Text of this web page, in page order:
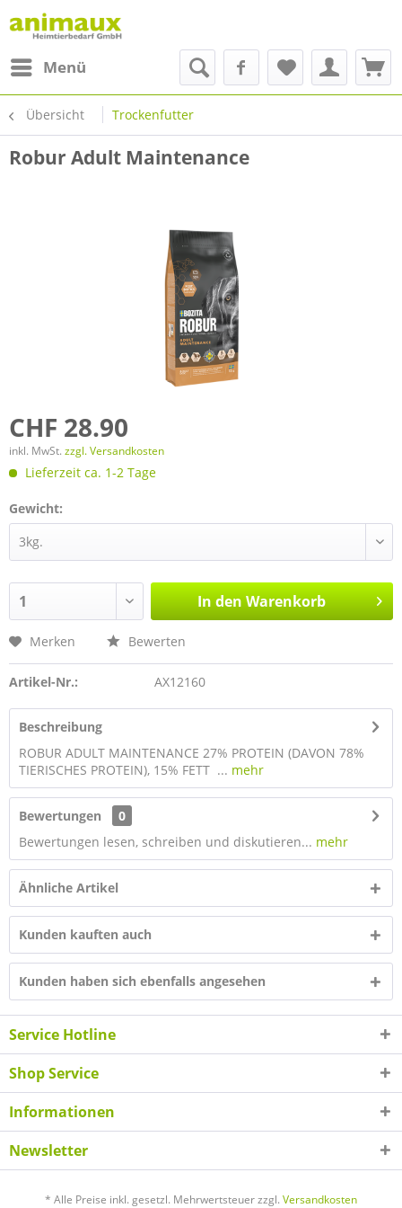
Menü
Übersicht Trockenfutter
Robur Adult Maintenance
CHF 28.90
inkl. MwSt. zzgl. Versandkosten
Lieferzeit ca. 1-2 Tage
Gewicht:
In den Warenkorb
Merken Bewerten
Artikel-Nr.: AX12160
Beschreibung
ROBUR ADULT MAINTENANCE 27% PROTEIN (DAVON 78%
TIERISCHES PROTEIN), 15% FETT ... mehr
Bewertungen
0
Bewertungen lesen, schreiben und diskutieren... mehr
Ähnliche Artikel
Kunden kauften auch
Kunden haben sich ebenfalls angesehen
Service Hotline
Shop Service
Informationen
Newsletter
* Alle Preise inkl. gesetzl. Mehrwertsteuer zzgl. Versandkosten